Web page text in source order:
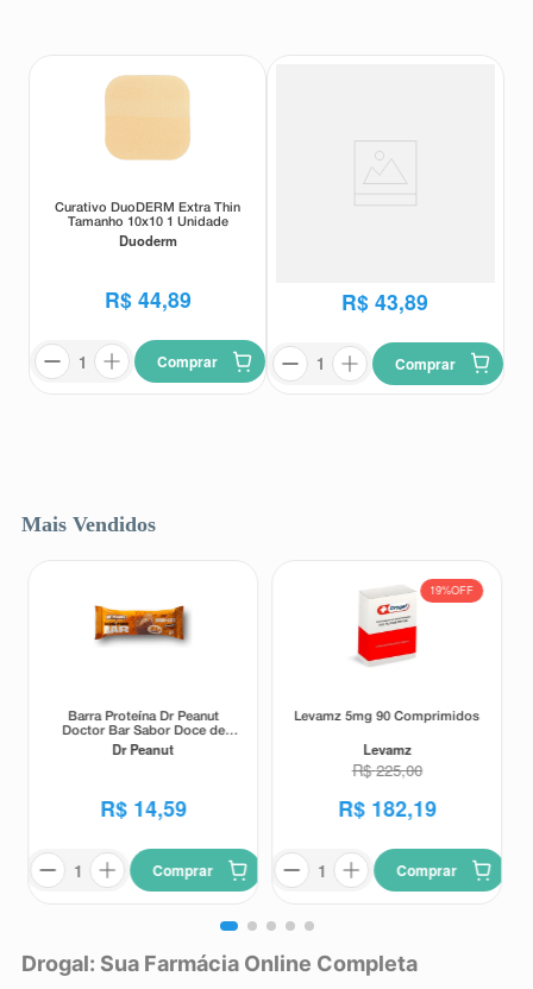
Curativo DuoDERM Extra Thin
Tamanho 10x10 1 Unidade
Duoderm
R$ 44,89
Comprar
R$ 43,89
Comprar
Mais Vendidos
Barra Proteína Dr Peanut
Doctor Bar Sabor Doce de
Leite 62g
Dr Peanut
R$ 14,59
Comprar
19%OFF
Levamz 5mg 90 Comprimidos
Levamz
R$ 225,00
R$ 182,19
Comprar
Drogal: Sua Farmácia Online Completa
absorvente